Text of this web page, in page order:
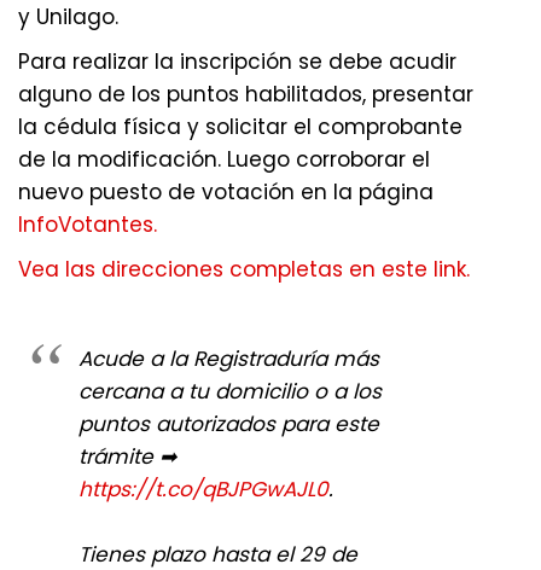
y Unilago.
Para realizar la inscripción se debe acudir
alguno de los puntos habilitados, presentar
la cédula física y solicitar el comprobante
de la modificación. Luego corroborar el
nuevo puesto de votación en la página
InfoVotantes.
Vea las direcciones completas en este link.
Acude a la Registraduría más
cercana a tu domicilio o a los
puntos autorizados para este
trámite ➡
https://t.co/qBJPGwAJL0.
Tienes plazo hasta el 29 de